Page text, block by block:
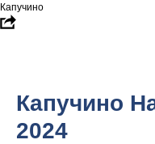
Капучино
Капучино
2024